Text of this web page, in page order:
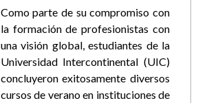
Como parte de su compromiso con
la formación de profesionistas con
una visión global, estudiantes de la
Universidad Intercontinental (UIC)
concluyeron exitosamente diversos
cursos de verano en instituciones de